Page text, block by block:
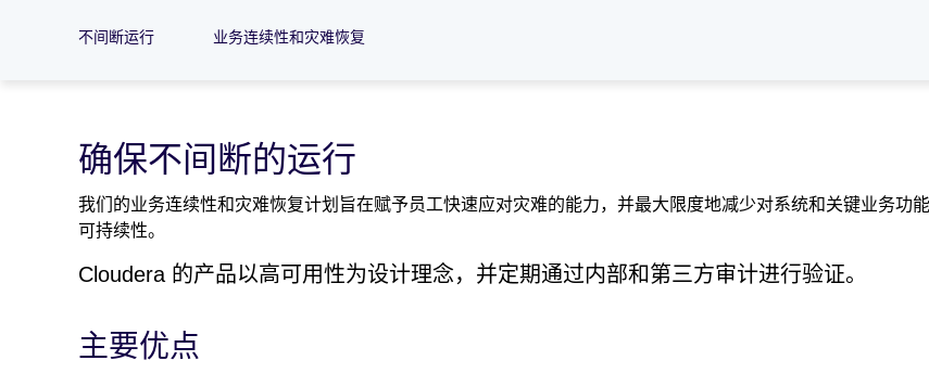
不间断运行 业务连续性和灾难恢复
确保不间断的运行
我们的业务连续性和灾难恢复计划旨在赋予员工快速应对灾难的能力，并最大限度地减少对系统和关键业务功
可持续性。
Cloudera 的产品以高可用性为设计理念，并定期通过内部和第三方审计进行验证。
主要优点